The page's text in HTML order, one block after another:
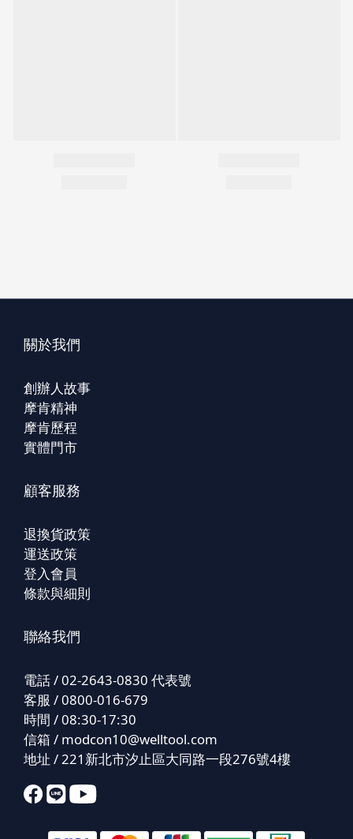
關於我們
創辦人故事
摩肯精神
摩肯歷程
實體門市
顧客服務
退換貨政策
運送政策
登入會員
條款與細則
聯絡我們
電話 / 02-2643-0830 代表號
客服 / 0800-016-679
時間 / 08:30-17:30
信箱 / modcon10@welltool.com
地址 / 221新北市汐止區大同路一段276號4樓